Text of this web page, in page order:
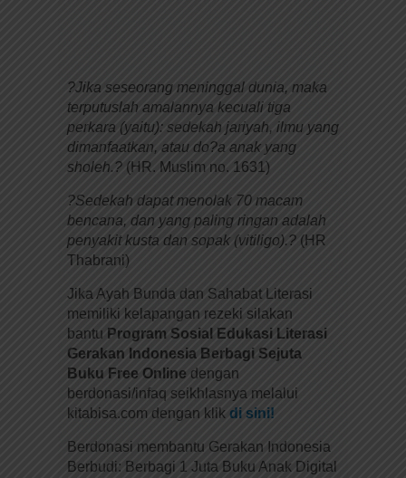
?Jika seseorang meninggal dunia, maka
terputuslah amalannya kecuali tiga
perkara (yaitu): sedekah jariyah, ilmu yang
dimanfaatkan, atau do?a anak yang
sholeh.? (HR. Muslim no. 1631)
?Sedekah dapat menolak 70 macam
bencana, dan yang paling ringan adalah
penyakit kusta dan sopak (vitiligo).? (HR
Thabrani)
Jika Ayah Bunda dan Sahabat Literasi
memiliki kelapangan rezeki silakan
bantu Program Sosial Edukasi Literasi
Gerakan Indonesia Berbagi Sejuta
Buku Free Online dengan
berdonasi/infaq seikhlasnya melalui
kitabisa.com dengan klik di sini!
Berdonasi membantu Gerakan Indonesia
Berbudi: Berbagi 1 Juta Buku Anak Digital